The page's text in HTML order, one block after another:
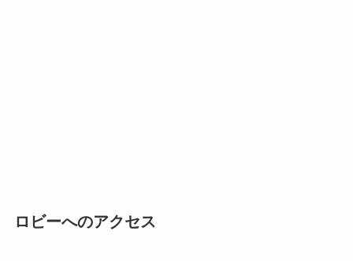
ロビーへのアクセス